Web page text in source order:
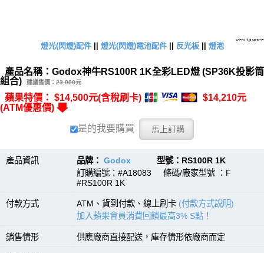
燈光(閃燈)配件|| 燈光(閃燈)電池配件|| 反光板|| 燈泡
產品名稱：Godox神牛RS100R 1K全彩LED燈 (SP36K投影筒
組合)
建議售價： 23,000元
蘋果特價： $14,500元(含稅刷卡)
$14,210元
(ATM優惠價)
是的我要購買
產品資訊 品牌： Godox 型號：RS100R 1K
訂購編號：#A18083 條碼/廠家型號 ：F
#RS100R 1K
付款方式 ATM、貨到付款、線上刷卡 (付款方式說明)
加入蘋果會員消費回饋最高3% S點！
銷售情形 供應廠商直接配送，庫存情形依廠商而定